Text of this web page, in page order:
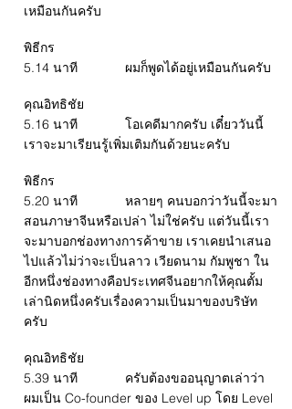
เหมือนกันครับ
พิธีกร
5.14 นาที ผมก็พูดได้อยู่เหมือนกันครับ
คุณอิทธิชัย
5.16 นาที โอเคดีมากครับ เดี๋ยววันนี้
เราจะมาเรียนรู้เพิ่มเติมกันด้วยนะครับ
พิธีกร
5.20 นาที หลายๆ คนบอกว่าวันนี้จะมา
สอนภาษาจีนหรือเปล่า ไม่ใช่ครับ แต่วันนี้เรา
จะมาบอกช่องทางการค้าขาย เราเคยนำเสนอ
ไปแล้วไม่ว่าจะเป็นลาว เวียดนาม กัมพูชา ใน
อีกหนึ่งช่องทางคือประเทศจีนอยากให้คุณตั้ม
เล่านิดหนึ่งครับเรื่องความเป็นมาของบริษัท
ครับ
คุณอิทธิชัย
5.39 นาที ครับต้องขออนุญาตเล่าว่า
ผมเป็น Co-founder ของ Level up โดย Level